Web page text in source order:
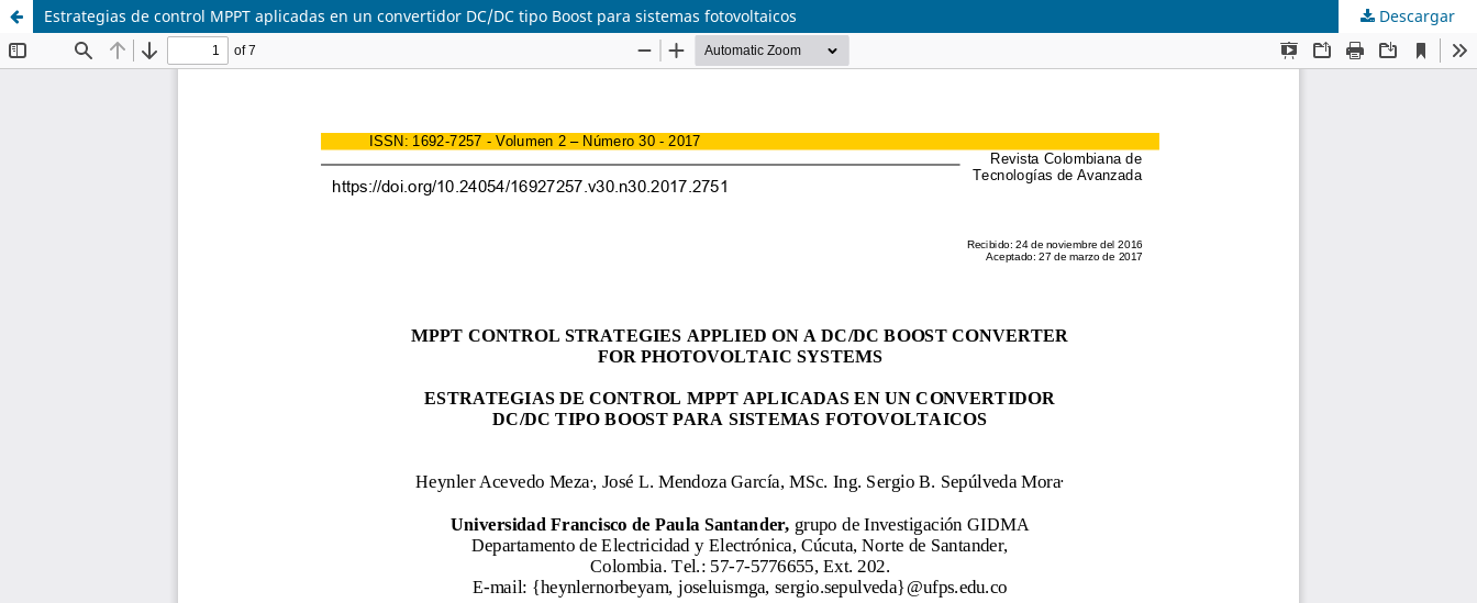
Estrategias de control MPPT aplicadas en un convertidor DC/DC tipo Boost para sistemas fotovoltaicos Descargar